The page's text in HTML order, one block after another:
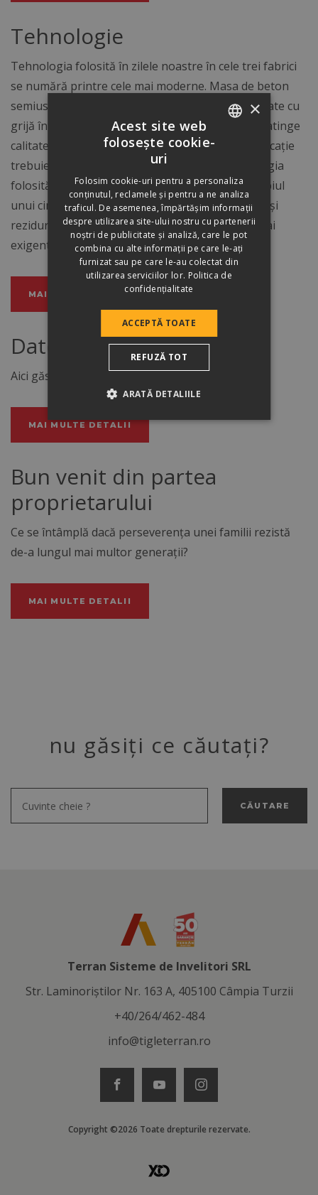
Tehnologie
Tehnologia folosită în zilele noastre în cele trei fabrici
se numără printre cele mai moderne. Masa de beton
semiuscată se produce din
materii primeselectate cu
grijă într-un amestecător automatizat. Pentru a atinge
calitatea superioară a produsului, reţeta de fabricaţie
trebuie să aibă o compoziţie constantă. Tehnologia
folosită în fabricile noastre se bazează pe principiul
unui circuit complet închis, astfel toate deşeurile şi
rezidurile sunt refolosite corespunzător celor mai
exigente norme deprotecţiamediului.
MAI MULTE DETALII
Datele firmei
Aici găsiți datele firmei.
MAI MULTE DETALII
Bun venit din partea
proprietarului
Ce se întâmplă dacă perseverenţa unei familii rezistă
de-a lungul mai multor generaţii?
MAI MULTE DETALII
nu găsiți ce căutați?
CĂUTARE
Terran Sisteme de Invelitori SRL
Str. Laminoriştilor Nr. 163 A, 405100 Câmpia Turzii
+40/264/462-484
info@tigleterran.ro
Copyright ©2026 Toate drepturile rezervate.
ROMANIAN
×
Acest site web
folosește cookie-
uri
Folosim cookie-uri pentru a personaliza
conținutul, reclamele și pentru a ne analiza
traficul. De asemenea, împărtășim informații
despre utilizarea site-ului nostru cu partenerii
noștri de publicitate și analiză, care le pot
combina cu alte informații pe care le-ați
furnizat sau pe care le-au colectat din
utilizarea serviciilor lor. Politica de
confidențialitate
ACCEPTĂ TOATE
REFUZĂ TOT
ARATĂ DETALIILE